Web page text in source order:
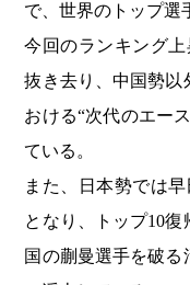
で、世界のトップ選
今回のランキング
抜き去り、中国勢以
おける“次代のエー
ている。
また、日本勢では
となり、トップ10
国の蒯曼選手を破る